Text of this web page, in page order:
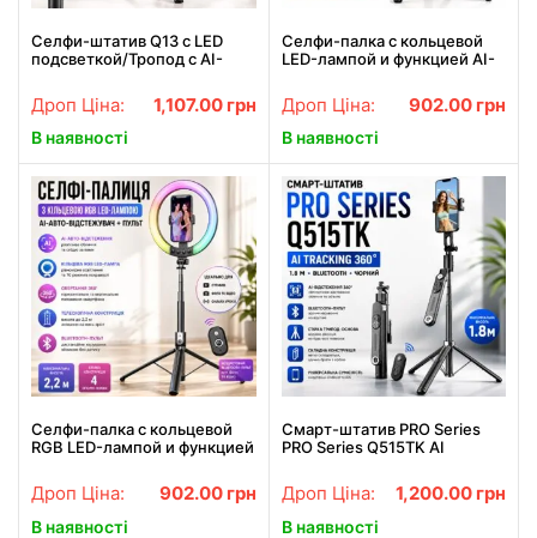
Селфи-штатив Q13 с LED
подсветкой/Тропод с AI-
Смарт штатив для телефона
до 180 см
Дроп Ціна: 1,107.00 грн
В наявності
Селфи-палка с кольцевой
LED-лампой и функцией AI-
Штатив P225Q 2,2м с
Bluetooth 5.2 Type-C
Дроп Ціна: 902.00 грн
В наявності
Селфи-палка с кольцевой
RGB LED-лампой и функцией
Штатив P100 с Bluetooth 5.2
Type-C
Дроп Ціна: 902.00 грн
В наявності
Смарт-штатив PRO Series
PRO Series Q515TK AI
Bluetooth, черный
Дроп Ціна: 1,200.00 грн
В наявності